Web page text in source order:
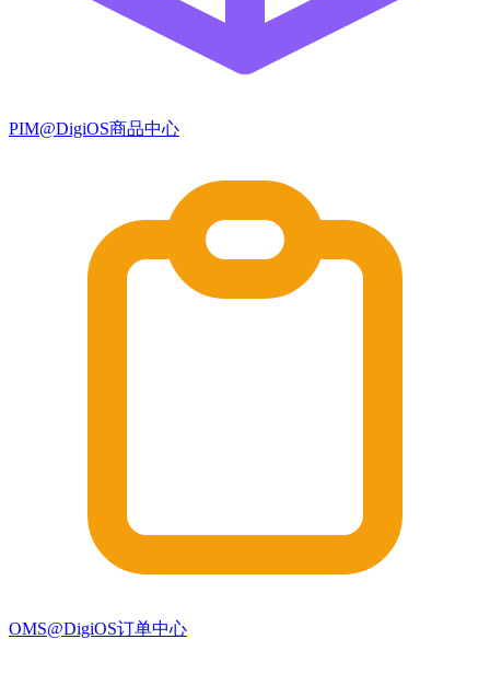
PIM@DigiOS商品中心
OMS@DigiOS订单中心